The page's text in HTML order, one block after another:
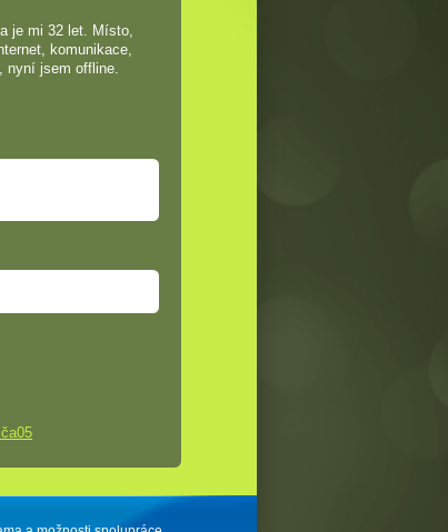
je mi 32 let. Místo,
komunikace,
jsem offline.